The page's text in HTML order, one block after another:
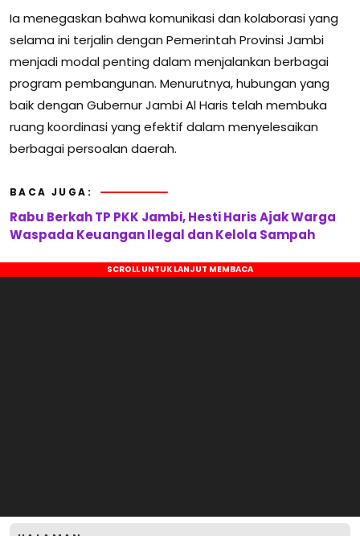
Ia menegaskan bahwa komunikasi dan kolaborasi yang
selama ini terjalin dengan Pemerintah Provinsi Jambi
menjadi modal penting dalam menjalankan berbagai
program pembangunan. Menurutnya, hubungan yang
baik dengan Gubernur Jambi Al Haris telah membuka
ruang koordinasi yang efektif dalam menyelesaikan
berbagai persoalan daerah.
BACA JUGA:
Rabu Berkah TP PKK Jambi, Hesti Haris Ajak Warga
Waspada Keuangan Ilegal dan Kelola Sampah